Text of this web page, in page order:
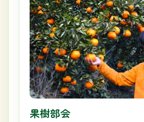
果樹部会